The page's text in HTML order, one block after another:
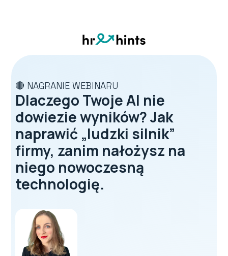
🔴 NAGRANIE WEBINARU
Dlaczego Twoje AI nie
dowiezie wyników? Jak
naprawić „ludzki silnik”
firmy, zanim nałożysz na
niego nowoczesną
technologię.